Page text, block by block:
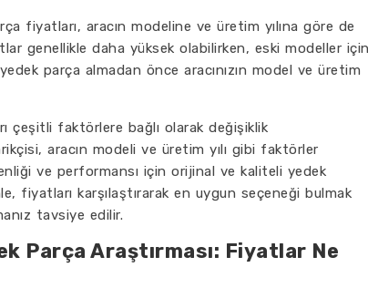
fiyatları, aracın modeline ve üretim yılına göre de
genellikle daha yüksek olabilirken, eski modeller
parça almadan önce aracınızın model ve üretim
çeşitli faktörlere bağlı olarak değişiklik
aracın modeli ve üretim yılı gibi faktörler
ve performansı için orijinal ve kaliteli yedek
fiyatları karşılaştırarak en uygun seçeneği bulmak
tavsiye edilir.
Parça Araştırması: Fiyatlar Ne